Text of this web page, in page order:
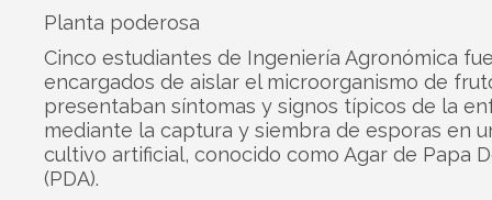
Planta poderosa
Cinco estudiantes de Ingeniería Agronómica
encargados de aislar el microorganismo de
presentaban síntomas y signos típicos de la
mediante la captura y siembra de esporas en
cultivo artificial, conocido como Agar de Papa
(PDA).